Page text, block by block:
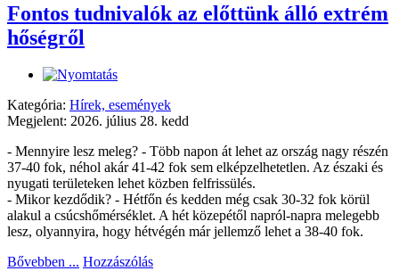
Fontos tudnivalók az előttünk álló extrém
hőségről
Kategória: Hírek, események
Megjelent: 2026. július 28. kedd
- Mennyire lesz meleg? - Több napon át lehet az ország nagy részén
37-40 fok, néhol akár 41-42 fok sem elképzelhetetlen. Az északi és
nyugati területeken lehet közben felfrissülés.
- Mikor kezdődik? - Hétfőn és kedden még csak 30-32 fok körül
alakul a csúcshőmérséklet. A hét közepétől napról-napra melegebb
lesz, olyannyira, hogy hétvégén már jellemző lehet a 38-40 fok.
Bővebben ... Hozzászólás